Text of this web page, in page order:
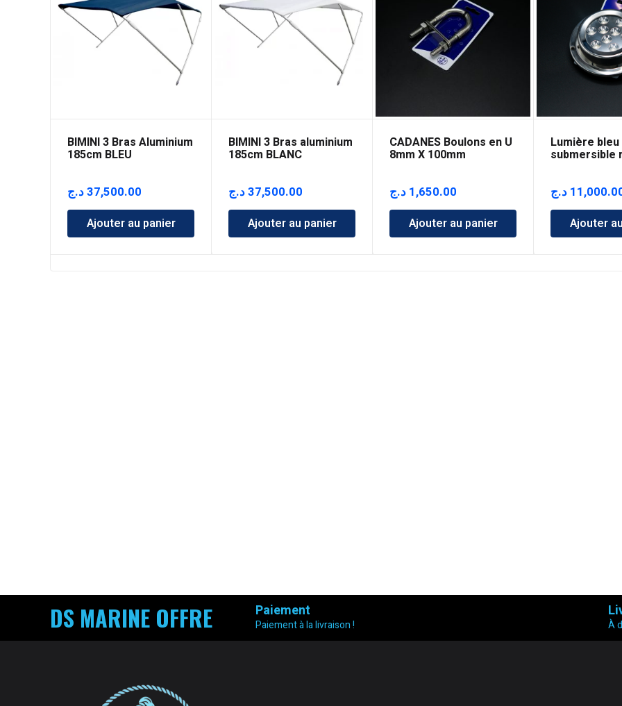
BIMINI 3 Bras Aluminium
185cm BLEU
37,500.00د.ج
Ajouter au panier
BIMINI 3 Bras aluminium
185cm BLANC
37,500.00د.ج
Ajouter au panier
CADANES Boulons en U
8mm X 100mm
1,650.00 د.ج
Ajouter au panier
Lumière
submersible
د.ج
Ajouter
DS MARINE OFFRE Paiement
Paiement à la livraison ! À